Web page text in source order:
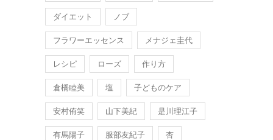
ダイエット ノブ
フラワーエッセンス メナジェ圭代
レシピ ローズ 作り方
倉橋睦美 塩 子どものケア
安村侑笑 山下美紀 是川理江子
有馬陽子 服部友紀子 杏